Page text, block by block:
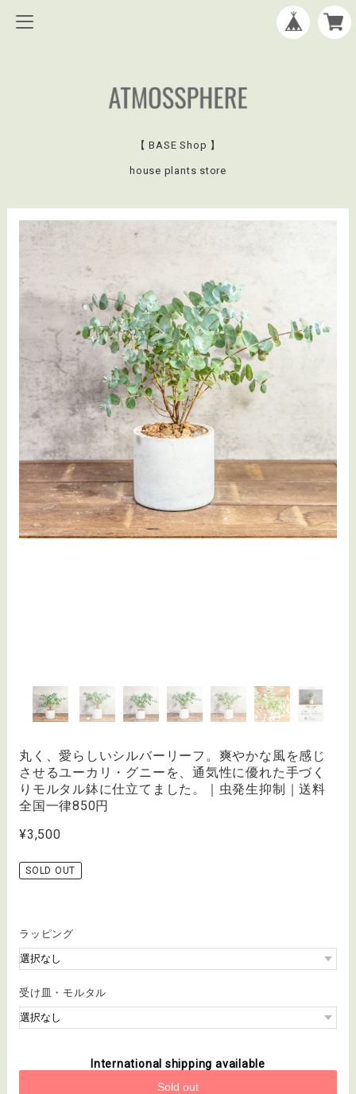
【 BASE Shop 】
house plants store
丸く、愛らしいシルバーリーフ。爽やかな風を感じ
させるユーカリ・グニーを、通気性に優れた手づく
りモルタル鉢に仕立てました。｜虫発生抑制｜送料
全国一律850円
¥3,500
SOLD OUT
ラッピング
受け皿・モルタル
International shipping available
Sold out